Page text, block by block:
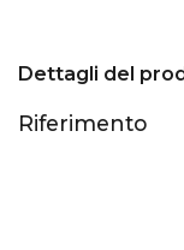
Dettagli del
Riferimento